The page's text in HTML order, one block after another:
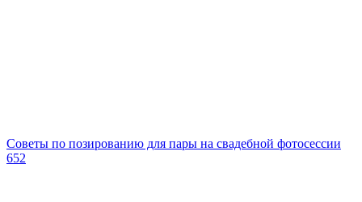
Советы по позированию для пары на свадебной фотосессии
652